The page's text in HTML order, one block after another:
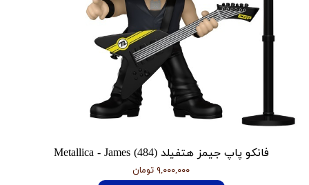
فانکو پاپ جیمز هتفیلد Metallica - James (484)
۹,۰۰۰,۰۰۰ تومان